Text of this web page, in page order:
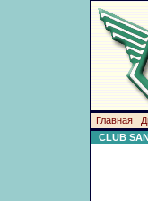
Главная
CLUB